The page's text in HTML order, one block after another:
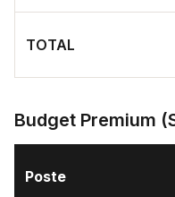
TOTAL
Budget Premium
Poste